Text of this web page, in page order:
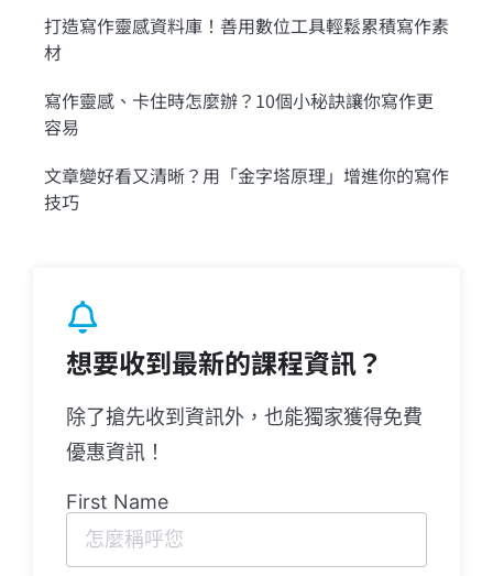
打造寫作靈感資料庫！善用數位工具輕鬆累積寫作素
材
寫作靈感、卡住時怎麼辦？10個小秘訣讓你寫作更
容易
文章變好看又清晰？用「金字塔原理」增進你的寫作
技巧
想要收到最新的課程資訊？
除了搶先收到資訊外，也能獨家獲得免費
優惠資訊！
First Name